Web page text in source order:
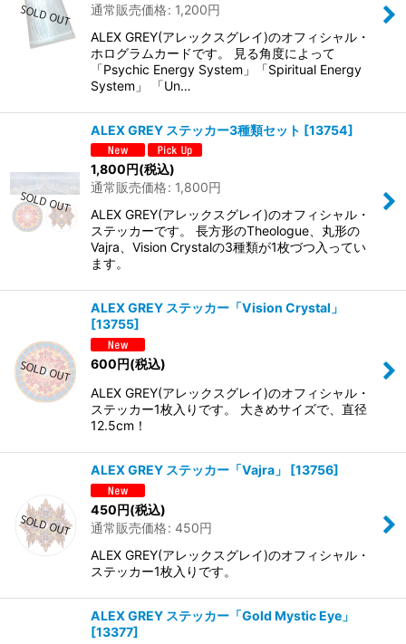
通常販売価格: 1,200円
ALEX GREY(アレックスグレイ)のオフィシャル・
ホログラムカードです。 見る角度によって
「Psychic Energy System」「Spiritual Energy
System」 「Un…
ALEX GREY ステッカー3種類セット [13754]
1,800円(税込)
通常販売価格: 1,800円
ALEX GREY(アレックスグレイ)のオフィシャル・
ステッカーです。 長方形のTheologue、丸形の
Vajra、Vision Crystalの3種類が1枚づつ入ってい
ます。
ALEX GREY ステッカー「Vision Crystal」
[13755]
600円(税込)
ALEX GREY(アレックスグレイ)のオフィシャル・
ステッカー1枚入りです。 大きめサイズで、直径
12.5cm！
ALEX GREY ステッカー「Vajra」 [13756]
450円(税込)
通常販売価格: 450円
ALEX GREY(アレックスグレイ)のオフィシャル・
ステッカー1枚入りです。
ALEX GREY ステッカー「Gold Mystic Eye」
[13377]